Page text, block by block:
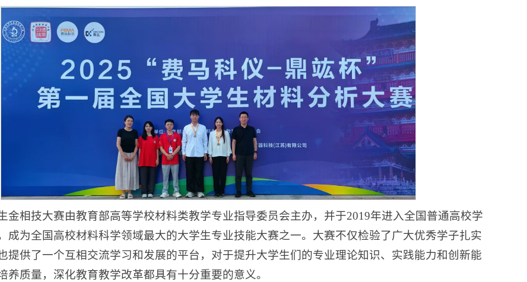
金相技大赛由教育部高等学校材料类教学专业指导委员会主办，并于2019年进入全国普通高校学
成为全国高校材料科学领域最大的大学生专业技能大赛之一。大赛不仅检验了广大优秀学子扎实
提供了一个互相交流学习和发展的平台，对于提升大学生们的专业理论知识、实践能力和创新能
养质量，深化教育教学改革都具有十分重要的意义。